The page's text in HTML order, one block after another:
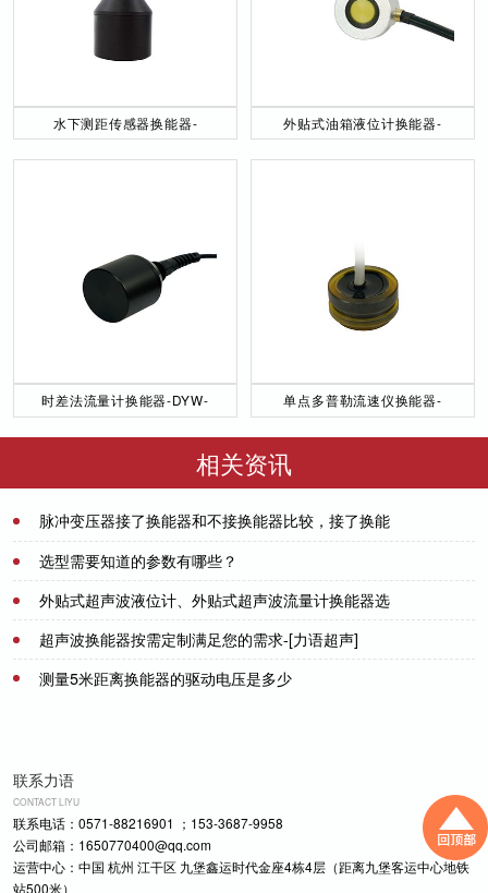
水下测距传感器换能器-
外贴式油箱液位计换能器-
时差法流量计换能器-DYW-
单点多普勒流速仪换能器-
相关资讯
脉冲变压器接了换能器和不接换能器比较，接了换能
器波形会变形。
选型需要知道的参数有哪些？
外贴式超声波液位计、外贴式超声波流量计换能器选
用那款？-[力语超声]
超声波换能器按需定制满足您的需求-[力语超声]
测量5米距离换能器的驱动电压是多少
联系力语
CONTACT LIYU
联系电话：0571-88216901 ；153-3687-9958
公司邮箱：1650770400@qq.com
运营中心：中国 杭州 江干区 九堡鑫运时代金座4栋4层（距离九堡客运中心地铁
站500米）